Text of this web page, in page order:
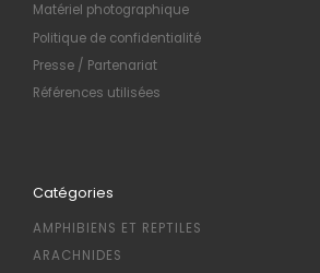
Matériel photographique
Politique de confidentialité
Presse / Partenariat
Références utilisées
Catégories
AMPHIBIENS ET REPTILES
ARACHNIDES